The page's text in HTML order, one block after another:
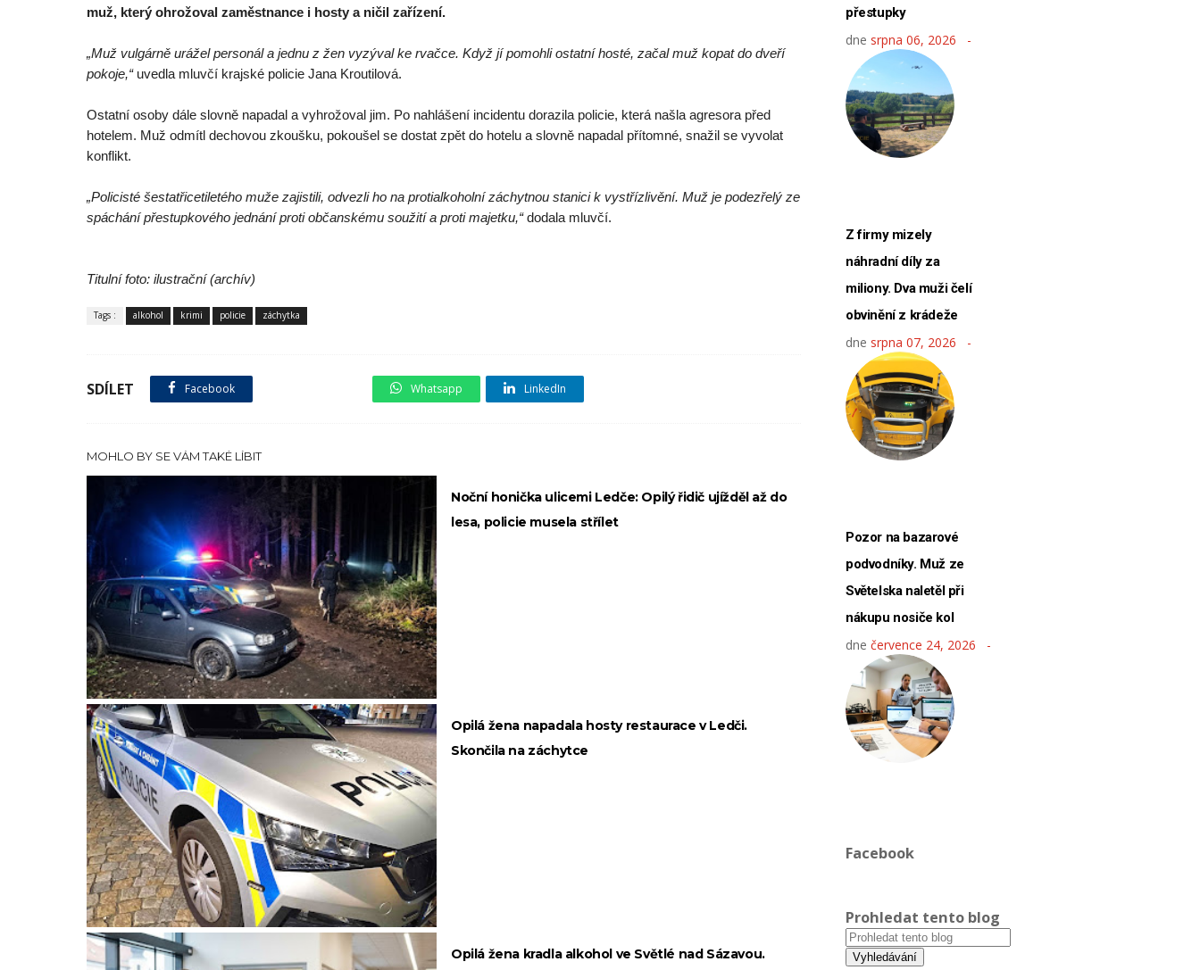
muž, který ohrožoval zaměstnance i hosty a ničil zařízení.
„Muž vulgárně urážel personál a jednu z žen vyzýval ke rvačce. Když jí pomohli ostatní hosté, začal muž kopat do dveří
pokoje,“ uvedla mluvčí krajské policie Jana Kroutilová.
Ostatní osoby dále slovně napadal a vyhrožoval jim. Po nahlášení incidentu dorazila policie, která našla agresora před
hotelem. Muž odmítl dechovou zkoušku, pokoušel se dostat zpět do hotelu a slovně napadal přítomné, snažil se vyvolat
konflikt.
„Policisté šestatřicetiletého muže zajistili, odvezli ho na protialkoholní záchytnou stanici k vystřízlivění. Muž je podezřelý ze
spáchání přestupkového jednání proti občanskému soužití a proti majetku,“dodala mluvčí.
Titulní foto: ilustrační (archív)
Tags : alkohol krimi policie záchytka
SDÍLET Facebook Whatsapp LinkedIn
MOHLO BY SE VÁM TAKÉ LÍBIT
Noční honička ulicemi Ledče: Opilý řidič ujížděl až do
lesa, policie musela střílet
Opilá žena napadala hosty restaurace v Ledči.
Skončila na záchytce
Opilá žena kradla alkohol ve Světlé nad Sázavou.
přestupky
dne srpna 06, 2026
Z firmy mizely
náhradní díly za
miliony. Dva muži čelí
obvinění z krádeže
dne srpna 07, 2026
Pozor na bazarové
podvodníky. Muž ze
Světelska naletěl při
nákupu nosiče kol
dne července 24, 2026
Facebook
Prohledat tento blog